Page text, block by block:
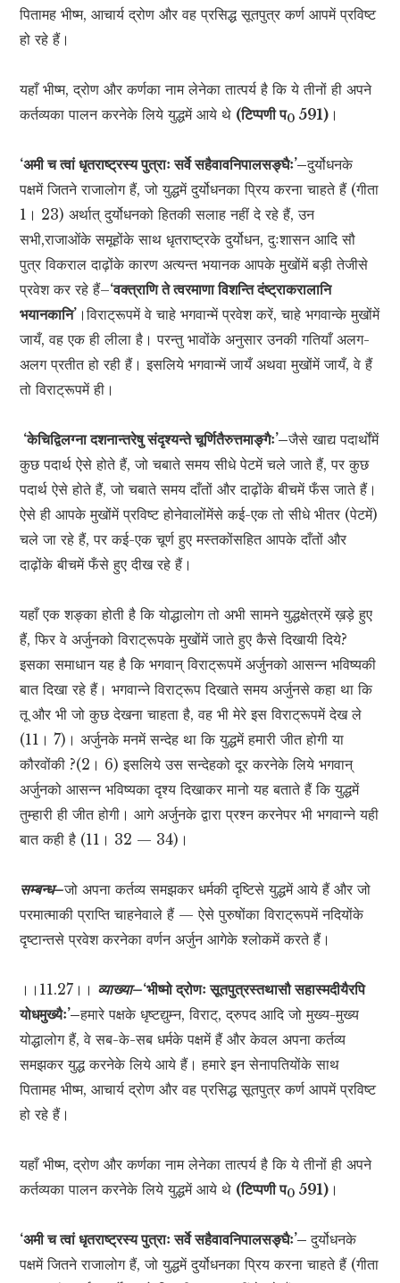
पितामह भीष्म, आचार्य द्रोण और वह प्रसिद्ध सूतपुत्र कर्ण आपमें प्रविष्ट
हो रहे हैं।
यहाँ भीष्म, द्रोण और कर्णका नाम लेनेका तात्पर्य है कि ये तीनों ही अपने
कर्तव्यका पालन करनेके लिये युद्धमें आये थे (टिप्पणी प0 591) ।
‘अमी च त्वां धृतराष्ट्रस्य पुत्राः सर्वे सहैवावनिपालसङ्घैः’–दुर्योधनके
पक्षमें जितने राजालोग हैं, जो युद्धमें दुर्योधनका प्रिय करना चाहते हैं (गीता
1। 23) अर्थात् दुर्योधनको हितकी सलाह नहीं दे रहे हैं, उन
सभी,राजाओंके समूहोंके साथ धृतराष्ट्रके दुर्योधन, दुःशासन आदि सौ
पुत्र विकराल दाढ़ोंके कारण अत्यन्त भयानक आपके मुखोंमें बड़ी तेजीसे
प्रवेश कर रहे हैं–‘वक्त्राणि ते त्वरमाणा विशन्ति दंष्ट्राकरालानि
भयानकानि’ ।विराट्रूपमें वे चाहे भगवान्में प्रवेश करें, चाहे भगवान्के मुखोंमें
जायँ, वह एक ही लीला है। परन्तु भावोंके अनुसार उनकी गतियाँ अलग-
अलग प्रतीत हो रही हैं। इसलिये भगवान्में जायँ अथवा मुखोंमें जायँ, वे हैं
तो विराट्रूपमें ही।
‘केचिद्विलग्ना दशनान्तरेषु संदृश्यन्ते चूर्णितैरुत्तमाङ्गैः’–जैसे खाद्य पदार्थोंमें
कुछ पदार्थ ऐसे होते हैं, जो चबाते समय सीधे पेटमें चले जाते हैं, पर कुछ
पदार्थ ऐसे होते हैं, जो चबाते समय दाँतों और दाढ़ोंके बीचमें फँस जाते हैं।
ऐसे ही आपके मुखोंमें प्रविष्ट होनेवालोंमेंसे कई-एक तो सीधे भीतर (पेटमें)
चले जा रहे हैं, पर कई-एक चूर्ण हुए मस्तकोंसहित आपके दाँतों और
दाढ़ोंके बीचमें फँसे हुए दीख रहे हैं।
यहाँ एक शङ्का होती है कि योद्धालोग तो अभी सामने युद्धक्षेत्रमें ख़ड़े हुए
हैं, फिर वे अर्जुनको विराट्रूपके मुखोंमें जाते हुए कैसे दिखायी दिये?
इसका समाधान यह है कि भगवान् विराट्रूपमें अर्जुनको आसन्न भविष्यकी
बात दिखा रहे हैं। भगवान्ने विराट्रूप दिखाते समय अर्जुनसे कहा था कि
तू और भी जो कुछ देखना चाहता है, वह भी मेरे इस विराट्रूपमें देख ले
(11। 7)। अर्जुनके मनमें सन्देह था कि युद्धमें हमारी जीत होगी या
कौरवोंकी ?(2। 6) इसलिये उस सन्देहको दूर करनेके लिये भगवान्
अर्जुनको आसन्न भविष्यका दृश्य दिखाकर मानो यह बताते हैं कि युद्धमें
तुम्हारी ही जीत होगी। आगे अर्जुनके द्वारा प्रश्न करनेपर भी भगवान्ने यही
बात कही है (11। 32 — 34)।
सम्बन्ध–जो अपना कर्तव्य समझकर धर्मकी दृष्टिसे युद्धमें आये हैं और जो
परमात्माकी प्राप्ति चाहनेवाले हैं — ऐसे पुरुषोंका विराट्रूपमें नदियोंके
दृष्टान्तसे प्रवेश करनेका वर्णन अर्जुन आगेके श्लोकमें करते हैं।
।।11.27।। व्याख्या–‘भीष्मो द्रोणः सूतपुत्रस्तथासौ सहास्मदीयैरपि
योधमुख्यैः’–हमारे पक्षके धृष्टद्युम्न, विराट्, द्रुपद आदि जो मुख्य-मुख्य
योद्धालोग हैं, वे सब-के-सब धर्मके पक्षमें हैं और केवल अपना कर्तव्य
समझकर युद्ध करनेके लिये आये हैं। हमारे इन सेनापतियोंके साथ
पितामह भीष्म, आचार्य द्रोण और वह प्रसिद्ध सूतपुत्र कर्ण आपमें प्रविष्ट
हो रहे हैं।
यहाँ भीष्म, द्रोण और कर्णका नाम लेनेका तात्पर्य है कि ये तीनों ही अपने
कर्तव्यका पालन करनेके लिये युद्धमें आये थे (टिप्पणी प0 591) ।
‘अमी च त्वां धृतराष्ट्रस्य पुत्राः सर्वे सहैवावनिपालसङ्घैः’–दुर्योधनके
पक्षमें जितने राजालोग हैं, जो युद्धमें दुर्योधनका प्रिय करना चाहते हैं (गीता